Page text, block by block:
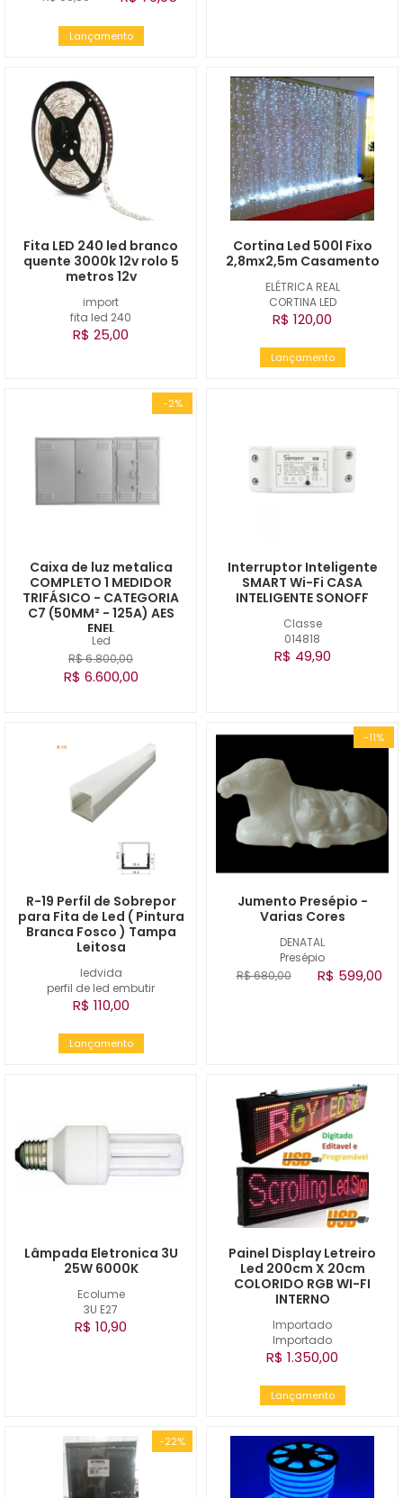
Lançamento
import
fita led 240
Fita LED 240 led branco
quente 3000k 12v rolo 5
metros 12v
R$ 25,00
ELÉTRICA REAL
CORTINA LED
Cortina Led 500l Fixo
2,8mx2,5m Casamento
R$ 120,00
Lançamento
-2%
Led
Caixa de luz metalica
COMPLETO 1 MEDIDOR
TRIFÁSICO - CATEGORIA
C7 (50MM² - 125A) AES
ENEL
R$ 6.800,00
R$ 6.600,00
Classe
014818
Interruptor Inteligente
SMART Wi-Fi CASA
INTELIGENTE SONOFF
R$ 49,90
ledvida
perfil de led embutir
R-19 Perfil de Sobrepor
para Fita de Led ( Pintura
Branca Fosco ) Tampa
Leitosa
R$ 110,00
Lançamento
-11%
DENATAL
Presépio
Jumento Presépio -
Varias Cores
R$ 680,00 R$ 599,00
Ecolume
3U E27
Lâmpada Eletronica 3U
25W 6000K
R$ 10,90
Importado
Importado
Painel Display Letreiro
Led 200cm X 20cm
COLORIDO RGB WI-FI
INTERNO
R$ 1.350,00
Lançamento
-22%